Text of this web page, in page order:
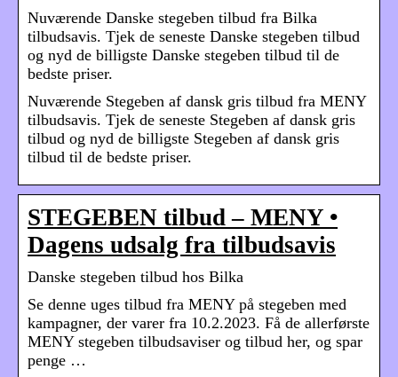
Nuværende Danske stegeben tilbud fra Bilka
tilbudsavis. Tjek de seneste Danske stegeben tilbud
og nyd de billigste Danske stegeben tilbud til de
bedste priser.
Nuværende Stegeben af dansk gris tilbud fra MENY
tilbudsavis. Tjek de seneste Stegeben af dansk gris
tilbud og nyd de billigste Stegeben af dansk gris
tilbud til de bedste priser.
STEGEBEN tilbud – MENY •
Dagens udsalg fra tilbudsavis
Danske stegeben tilbud hos Bilka
Se denne uges tilbud fra MENY på stegeben med
kampagner, der varer fra 10.2.2023. Få de allerførste
MENY stegeben tilbudsaviser og tilbud her, og spar
penge …